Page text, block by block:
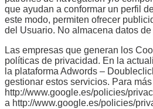
que ayudan a conformar un perfil
este modo, permiten ofrecer
del Usuario. No almacena datos
Las empresas que generan los
políticas de privacidad. En la
la plataforma Adwords –
gestionar estos servicios. Para
http://www.google.es/policies/
a http://www.google.es/policies/